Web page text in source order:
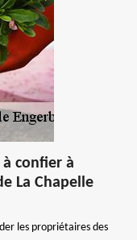
confier à
La Chapelle
les propriétaires des